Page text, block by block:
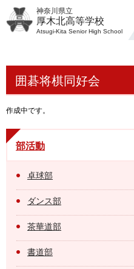
神奈川県立
厚木北高等学校
Atsugi-Kita Senior High School
囲碁将棋同好会
作成中です。
部活動
卓球部
ダンス部
茶華道部
書道部